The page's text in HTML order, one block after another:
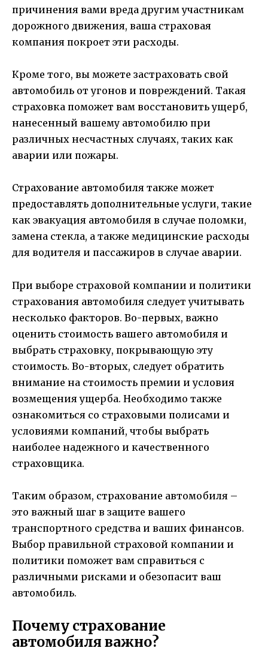
причинения вами вреда другим участникам
дорожного движения, ваша страховая
компания покроет эти расходы.
Кроме того, вы можете застраховать свой
автомобиль от угонов и повреждений. Такая
страховка поможет вам восстановить ущерб,
нанесенный вашему автомобилю при
различных несчастных случаях, таких как
аварии или пожары.
Страхование автомобиля также может
предоставлять дополнительные услуги, такие
как эвакуация автомобиля в случае поломки,
замена стекла, а также медицинские расходы
для водителя и пассажиров в случае аварии.
При выборе страховой компании и политики
страхования автомобиля следует учитывать
несколько факторов. Во-первых, важно
оценить стоимость вашего автомобиля и
выбрать страховку, покрывающую эту
стоимость. Во-вторых, следует обратить
внимание на стоимость премии и условия
возмещения ущерба. Необходимо также
ознакомиться со страховыми полисами и
условиями компаний, чтобы выбрать
наиболее надежного и качественного
страховщика.
Таким образом, страхование автомобиля –
это важный шаг в защите вашего
транспортного средства и ваших финансов.
Выбор правильной страховой компании и
политики поможет вам справиться с
различными рисками и обезопасит ваш
автомобиль.
Почему страхование
автомобиля важно?